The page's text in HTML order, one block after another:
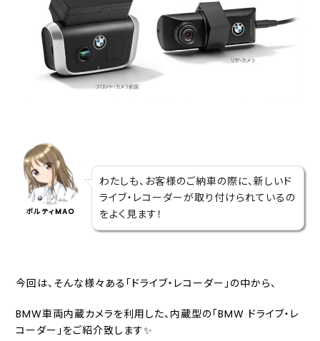
ポルティMAO
わたしも、お客様のご納車の際に、新しいド
ライブ・レコーダーが取り付けられているの
をよく見ます！
今回は、そんな様々ある「ドライブ・レコーダー」の中から、
BMW車両内蔵カメラを利用した、内蔵型の「BMW ドライブ・レ
コーダー」をご紹介致します✨